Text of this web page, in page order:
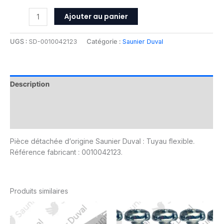
Ajouter au panier
UGS : SD-0010042123 Catégorie : Saunier Duval
Description
Pièce détachée d’origine Saunier Duval : Tuyau flexible.
Référence fabricant : 0010042123.
Produits similaires